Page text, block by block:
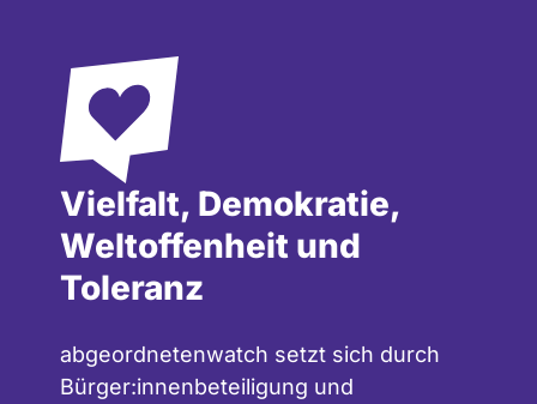
Vielfalt, Demokratie,
Weltoffenheit und
Toleranz
abgeordnetenwatch setzt sich durch
Bürger:innenbeteiligung und